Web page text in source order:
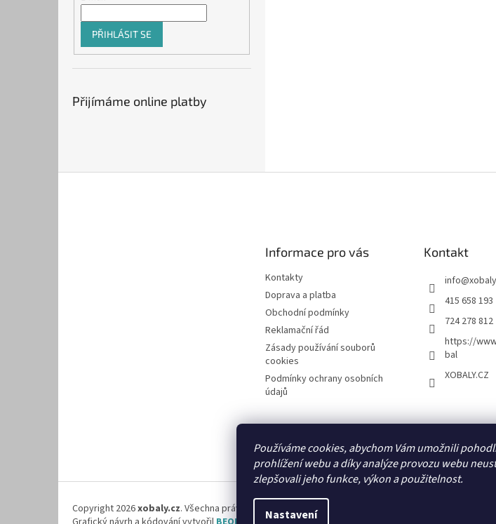
Používáme cookies, abychom Vám umožnili
prohlížení webu a díky analýze provozu webu
zlepšovali jeho funkce, výkon a použitelnost.
Nastavení
PŘIHLÁSIT SE
Přijímáme online platby
Informace pro vás
Kontakty
Doprava a platba
Obchodní podmínky
Reklamační řád
Zásady používání souborů
cookies
Podmínky ochrany osobních
údajů
Kontakt
info@
415 658 193
724 278 812
https://
bal
XOBALY.CZ
FLEXOBAL
Copyright 2026xobaly.cz. Všechna práva vyhrazena.